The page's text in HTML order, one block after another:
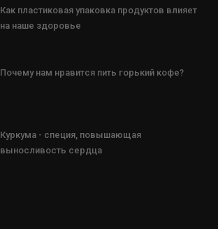
Как пластиковая упаковка продуктов влияет
на наше здоровье
Почему нам нравится пить горький кофе?
Куркума - специя, повышающая
выносливость сердца